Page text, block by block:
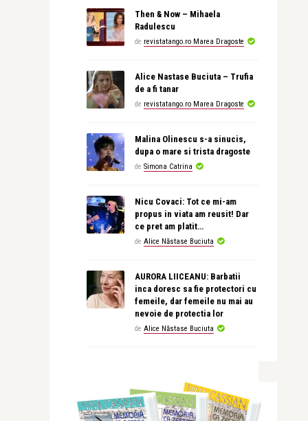
Then & Now – Mihaela
Radulescu
de revistatango.ro Marea Dragoste
Alice Nastase Buciuta – Trufia
de a fi tanar
de revistatango.ro Marea Dragoste
Malina Olinescu s-a sinucis,
dupa o mare si trista dragoste
de Simona Catrina
Nicu Covaci: Tot ce mi-am
propus in viata am reusit! Dar
ce pret am platit…
de Alice Năstase Buciuta
AURORA LIICEANU: Barbatii
inca doresc sa fie protectori cu
femeile, dar femeile nu mai au
nevoie de protectia lor
de Alice Năstase Buciuta